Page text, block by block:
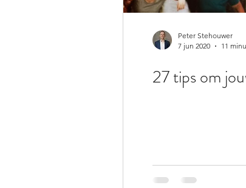
27 tips om
Peter Stehouwer
7 jun 2020
11